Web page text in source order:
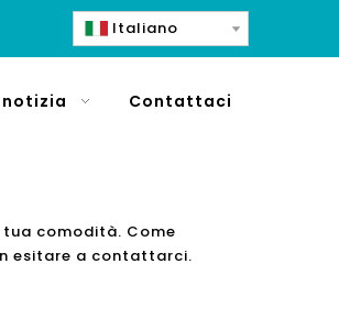
Italiano
notizia Contattaci
comodità. Come
esitare a contattarci.